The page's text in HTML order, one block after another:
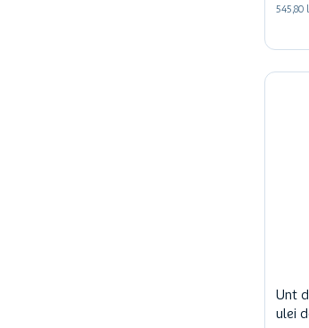
545,80
Unt
ulei